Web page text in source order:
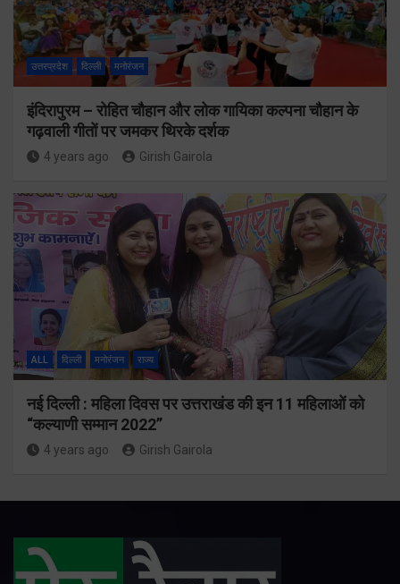
उत्तरप्रदेश दिल्ली मनोरंजन
इंदिरापुरम – रोहित चौहान और लोक गायिका कल्पना चौहान के
गढ़वाली गीतों पर जमकर थिरके दर्शक
4 years ago Girish Gairola
ALL दिल्ली मनोरंजन राज्य
नई दिल्ली : महिला दिवस पर उत्तराखंड की इन 11 महिलाओं को
“कल्याणी सम्मान 2022”
4 years ago Girish Gairola